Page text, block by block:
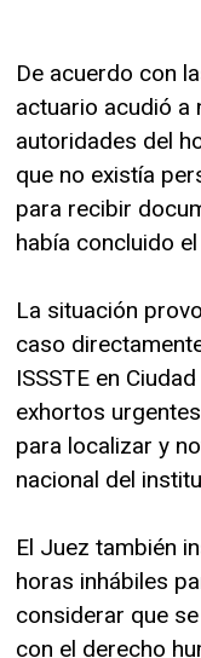
De acuerdo con
actuario acudió a
autoridades del
que no existía
para recibir
había concluido
La situación
caso
ISSSTE en
exhortos
para localizar y
nacional del
El Juez también
horas inhábiles
considerar que
con el derecho